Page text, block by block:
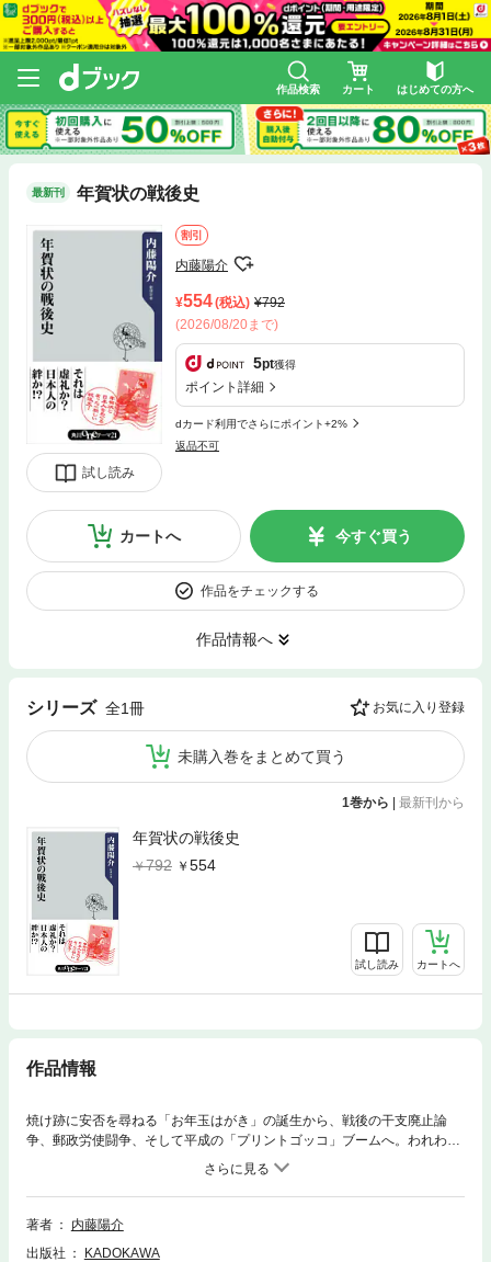
作品検索 カート はじめての方へ
最新刊 年賀状の戦後史
試し読み
割引
内藤陽介
554(税込)
792
(2026/08/20まで)
5pt獲得
ポイント詳細
dカード利用でさらにポイント+2%
返品不可
カートへ 今すぐ買う
作品をチェックする
作品情報へ
シリーズ 全1冊 お気に入り登録
未購入巻をまとめて買う
1巻から 最新刊から
年賀状の戦後史
792
554
試し読み カートへ
作品情報
焼け跡に安否を尋ねる「お年玉はがき」の誕生から、戦後の干支廃止論
争、郵政労使闘争、そして平成の「プリントゴッコ」ブームへ。われわれ
日本人は年賀状に何を託してきたのか？ 気鋭の郵便学者が描き出す戦後
著者
内藤陽介
出版社
KADOKAWA